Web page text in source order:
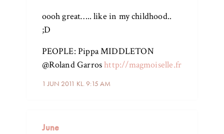
1 JUN 2011 KL. 9:15 AM
oooh great….. like in my childhood..
;D
PEOPLE: Pippa MIDDLETON
@Roland Garroshttp://magmoiselle.fr
June